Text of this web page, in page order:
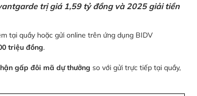
trị giá 1,59 tỷ đồng và 2025 giải tiền
tại quầy hoặc gửi online trên ứng dụng BIDV
triệu đồng.
gấp đôi mã dự thưởng so với gửi trực tiếp tại quầy,